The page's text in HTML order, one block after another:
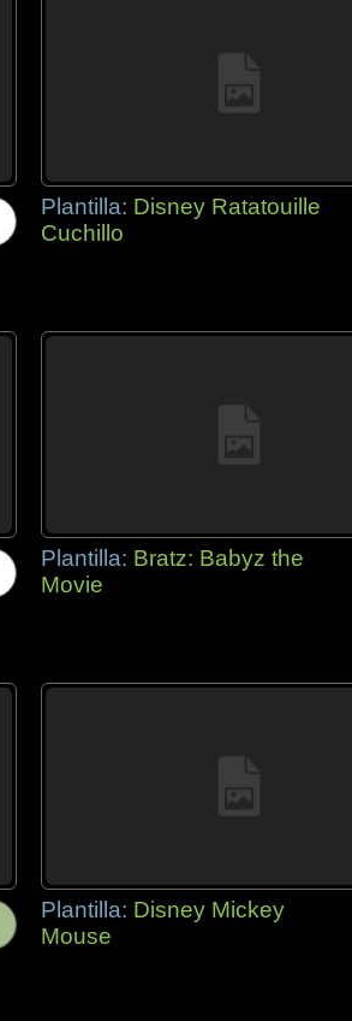
Plantilla: Disney Ratatouille
Cuchillo
Plantilla: Bratz: Babyz the
Movie
Plantilla: Disney Mickey
Mouse